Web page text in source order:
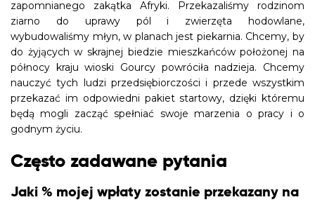
zapomnianego zakątka Afryki. Przekazaliśmy rodzinom
ziarno do uprawy pól i zwierzęta hodowlane,
wybudowaliśmy młyn, w planach jest piekarnia. Chcemy, by
do żyjących w skrajnej biedzie mieszkańców położonej na
północy kraju wioski Gourcy powróciła nadzieja. Chcemy
nauczyć tych ludzi przedsiębiorczości i przede wszystkim
przekazać im odpowiedni pakiet startowy, dzięki któremu
będą mogli zacząć spełniać swoje marzenia o pracy i o
godnym życiu.
Często zadawane pytania
Jaki % mojej wpłaty zostanie przekazany na